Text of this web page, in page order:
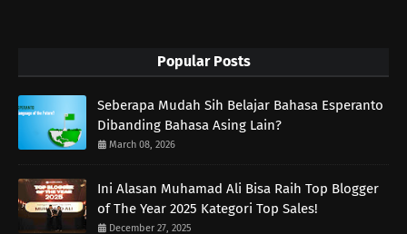
Popular Posts
Seberapa Mudah Sih Belajar Bahasa Esperanto
Dibanding Bahasa Asing Lain?
March 08, 2026
Ini Alasan Muhamad Ali Bisa Raih Top Blogger
of The Year 2025 Kategori Top Sales!
December 27, 2025